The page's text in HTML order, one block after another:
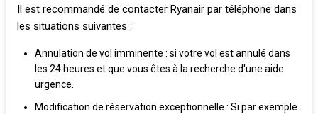
Il est recommandé de contacter Ryanair par téléphone dans
les situations suivantes :
Annulation de vol imminente : si votre vol est annulé dans
les 24 heures et que vous êtes à la recherche d'une aide
urgence.
Modification de réservation exceptionnelle : Si par exemple